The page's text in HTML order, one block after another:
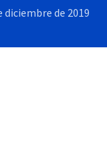
diciembre de 2019